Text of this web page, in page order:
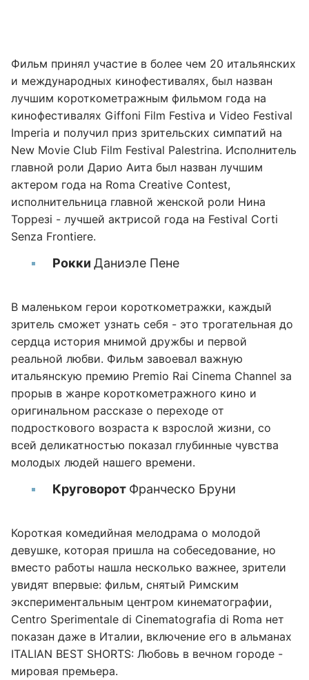
Фильм принял участие в более чем 20 итальянских
и международных кинофестивалях, был назван
лучшим короткометражным фильмом года на
кинофестивалях Giffoni Film Festiva и Video Festival
Imperia и получил приз зрительских симпатий на
New Movie Club Film Festival Palestrina. Исполнитель
главной роли Дарио Аита был назван лучшим
актером года на Roma Creative Contest,
исполнительница главной женской роли Нина
Торрезі - лучшей актрисой года на Festival Corti
Senza Frontiere.
Рокки Даниэле Пене
В маленьком герои короткометражки, каждый
зритель сможет узнать себя - это трогательная до
сердца история мнимой дружбы и первой
реальной любви. Фильм завоевал важную
итальянскую премию Premio Rai Cinema Channel за
прорыв в жанре короткометражного кино и
оригинальном рассказе о переходе от
подросткового возраста к взрослой жизни, со
всей деликатностью показал глубинные чувства
молодых людей нашего времени.
Круговорот Франческо Бруни
Короткая комедийная мелодрама о молодой
девушке, которая пришла на собеседование, но
вместо работы нашла несколько важнее, зрители
увидят впервые: фильм, снятый Римским
экспериментальным центром кинематографии,
Centro Sperimentale di Cinematografia di Roma нет
показан даже в Италии, включение его в альманах
ITALIAN BEST SHORTS: Любовь в вечном городе -
мировая премьера.